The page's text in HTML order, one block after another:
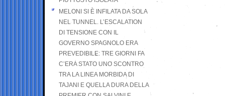
MELONI SI È INFILATA DA SOLA
NEL TUNNEL. L’ESCALATION
DI TENSIONE CON IL
GOVERNO SPAGNOLO ERA
PREVEDIBILE: TRE GIORNI FA
C’ERA STATO UNO SCONTRO
TRA LA LINEA MORBIDA DI
TAJANI E QUELLA DURA DELLA